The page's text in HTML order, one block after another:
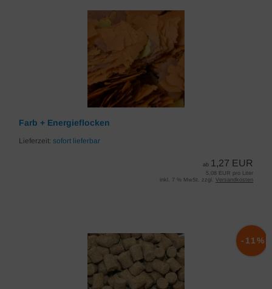
Farb + Energieflocken
Lieferzeit: sofort lieferbar
ab 1,27 EUR
5,08 EUR pro Liter
inkl. 7 % MwSt. zzgl. Versandkosten
-11%